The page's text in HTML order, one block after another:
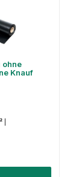
ohne
Knauf